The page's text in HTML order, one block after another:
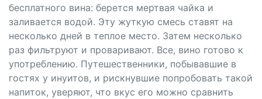
бесплатного вина: берется мертвая чайка и
заливается водой. Эту жуткую смесь ставят на
несколько дней в теплое место. Затем несколько
раз фильтруют и проваривают. Все, вино готово к
употреблению. Путешественники, побывавшие в
гостях у инуитов, и рискнувшие попробовать такой
напиток, уверяют, что вкус его можно сравнить